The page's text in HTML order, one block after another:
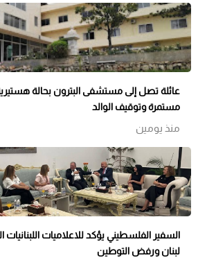
عائلة تصل إلى مستشفى البترون بحالة
مستمرة وتوقيف الوالد
منذ يومين
السفير الفلسطيني يؤكد للاعلاميات
لبنان ورفض التوطين